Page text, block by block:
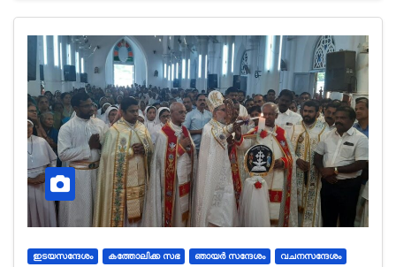
ഇടയസന്ദേശം കത്തോലിക്ക സഭ ഞായർ സന്ദേശം വചനസന്ദേശം